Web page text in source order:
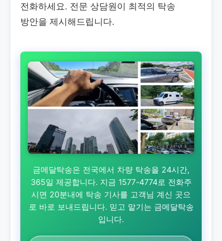
전화하세요. 전문 상담원이 최적의 탁송
방안을 제시해드립니다.
금메달탁송은 전국에서 차량 탁송을 24시간,
365일 제공합니다. 지금 1577-4774로 전화주
시면 20분내에 탁송 기사를 고객님 계신 곳으
로 바로 보내드립니다. 믿고 맡기는 금메달탁송
입니다.